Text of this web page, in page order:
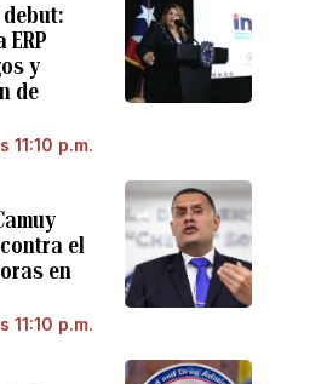
y
de
p.m.
el
en
p.m.